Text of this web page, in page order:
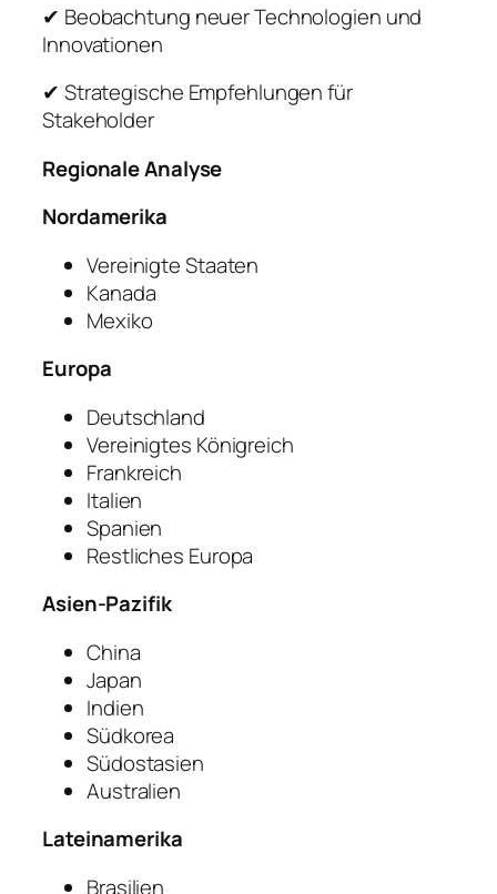
✔ Beobachtung neuer Technologien und
Innovationen
✔ Strategische Empfehlungen für
Stakeholder
Regionale Analyse
Nordamerika
Vereinigte Staaten
Kanada
Mexiko
Europa
Deutschland
Vereinigtes Königreich
Frankreich
Italien
Spanien
Restliches Europa
Asien-Pazifik
China
Japan
Indien
Südkorea
Südostasien
Australien
Lateinamerika
Brasilien